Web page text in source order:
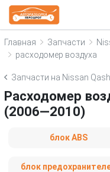
Главная Запчасти
расходомер воздуха
Запчасти на Nissan
Расходомер
(2006—2010)
блок ABS
блок